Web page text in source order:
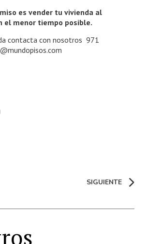
es vender tu vivienda al
el menor tiempo posible.
contacta con nosotros 971
SIGUIENTE